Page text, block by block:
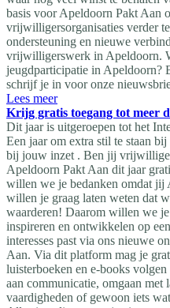
basis voor Apeldoorn Pakt Aan
vrijwilligersorganisaties verder
ondersteuning en nieuwe
vrijwilligerswerk in Apeldoorn.
jeugdparticipatie in Apeldoorn?
schrijf je in voor onze
Lees meer
Krijg gratis toegang tot meer
Dit jaar is uitgeroepen tot het
Een jaar om extra stil te staan
bij jouw inzet . Ben jij
Apeldoorn Pakt Aan dit jaar
willen we je bedanken omdat jij
willen je graag laten weten dat
waarderen! Daarom willen we
inspireren en ontwikkelen op
interesses past via ons nieuwe
Aan. Via dit platform mag je
luisterboeken en e-books
aan communicatie, omgaan met
vaardigheden of gewoon iets